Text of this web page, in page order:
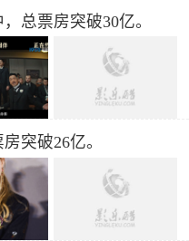
总票房突破30亿。
突破26亿。